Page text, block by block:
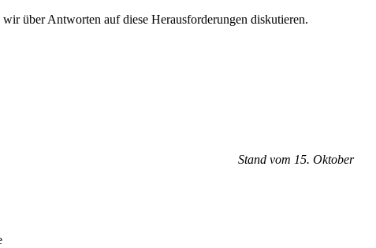
über Antworten auf diese Heraus­for­de­rungen diskutieren.
Stand vom 15. Oktober